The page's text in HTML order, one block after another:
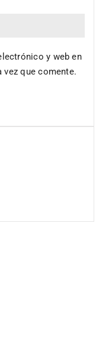
y web en
vez que comente.